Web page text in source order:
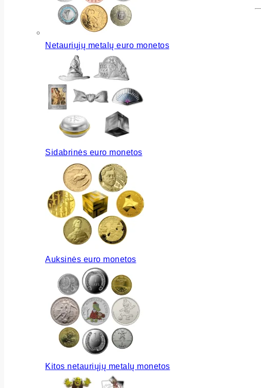
Netauriųjų metalų euro monetos
Sidabrinės euro monetos
Auksinės euro monetos
Kitos netauriųjų metalų monetos